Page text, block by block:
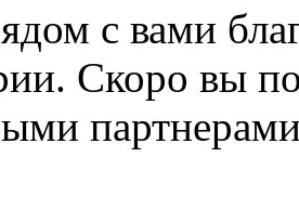
с вами
Скоро вы